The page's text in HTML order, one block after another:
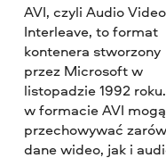
AVI, czyli Audio Video
Interleave, to format
kontenera stworzony
przez Microsoft w
listopadzie 1992
w formacie AVI mogą
przechowywać
dane wideo, jak i